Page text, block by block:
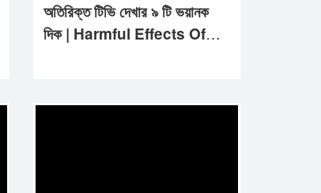
অতিরিক্ত টিভি দেখার ৯ টি ভয়ানক
দিক | Harmful Effects Of